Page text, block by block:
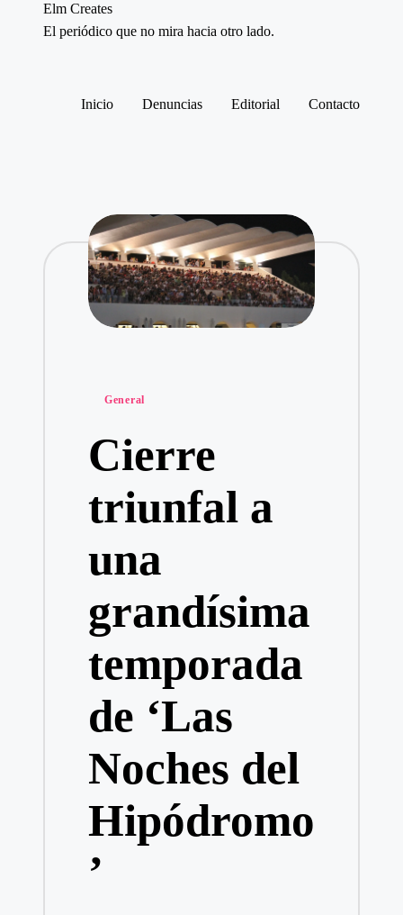
Elm Creates
El periódico que no mira hacia otro lado.
Inicio Denuncias Editorial Contacto
Publicado
General
Cierre
triunfal a
una
grandísima
temporada
de ‘Las
Noches del
Hipódromo
’